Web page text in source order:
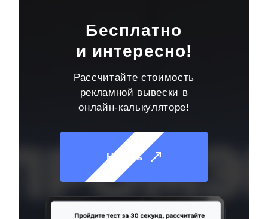
Бесплатно
и интересно!
Рассчитайте стоимость
рекламной вывески в
онлайн-калькуляторе!
Начать